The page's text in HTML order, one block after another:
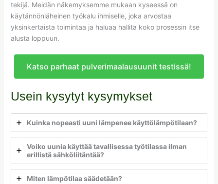
tekijä. Meidän näkemyksemme mukaan kyseessä on
käytännönläheinen työkalu ihmiselle, joka arvostaa
yksinkertaista toimintaa ja haluaa hallita koko prosessin itse
alusta loppuun.
Katso parhaat pulverimaalausuunit testissä!
Usein kysytyt kysymykset
Kuinka nopeasti uuni lämpenee käyttölämpötilaan?
Voiko uunia käyttää tavallisessa työtilassa ilman
erillistä sähköliitäntää?
Miten lämpötilaa säädetään?